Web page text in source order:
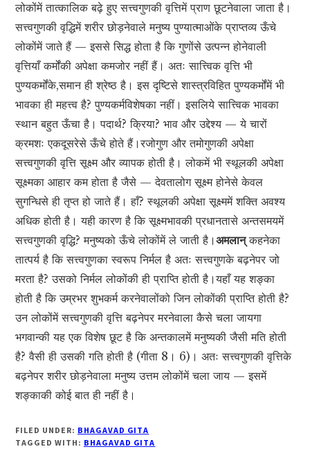
लोकोंमें तात्कालिक बढ़े हुए सत्त्वगुणकी वृत्तिमें प्राण छूटनेवाला जाता है।
सत्त्वगुणकी वृद्धिमें शरीर छोड़नेवाले मनुष्य पुण्यात्माओंके प्राप्तव्य ऊँचे
लोकोंमें जाते हैं — इससे सिद्ध होता है कि गुणोंसे उत्पन्न होनेवाली
वृत्तियाँ कर्मोंकी अपेक्षा कमजोर नहीं हैं। अतः सात्त्विक वृत्ति भी
पुण्यकर्मोंके,समान ही श्रेष्ठ है। इस दृष्टिसे शास्त्रविहित पुण्यकर्मोंमें भी
भावका ही महत्त्व है? पुण्यकर्मविशेषका नहीं। इसलिये सात्त्विक भावका
स्थान बहुत ऊँचा है। पदार्थ? क्रिया? भाव और उद्देश्य — ये चारों
क्रमशः एकदूसरेसे ऊँचे होते हैं।रजोगुण और तमोगुणकी अपेक्षा
सत्त्वगुणकी वृत्ति सूक्ष्म और व्यापक होती है। लोकमें भी स्थूलकी अपेक्षा
सूक्ष्मका आहार कम होता है जैसे — देवतालोग सूक्ष्म होनेसे केवल
सुगन्धिसे ही तृप्त हो जाते हैं। हाँ? स्थूलकी अपेक्षा सूक्ष्ममें शक्ति अवश्य
अधिक होती है। यही कारण है कि सूक्ष्मभावकी प्रधानतासे अन्तसमयमें
सत्त्वगुणकी वृद्धि? मनुष्यको ऊँचे लोकोंमें ले जाती है।अमलान्कहनेका
तात्पर्य है कि सत्त्वगुणका स्वरूप निर्मल है अतः सत्त्वगुणके बढ़नेपर जो
मरता है? उसको निर्मल लोकोंकी ही प्राप्ति होती है।यहाँ यह शङ्का
होती है कि उम्रभर शुभकर्म करनेवालोंको जिन लोकोंकी प्राप्ति होती है?
उन लोकोंमें सत्त्वगुणकी वृत्ति बढ़नेपर मरनेवाला कैसे चला जायगा
भगवान्की यह एक विशेष छूट है कि अन्तकालमें मनुष्यकी जैसी मति होती
है? वैसी ही उसकी गति होती है (गीता 8। 6)। अतः सत्त्वगुणकी वृत्तिके
बढ़नेपर शरीर छोड़नेवाला मनुष्य उत्तम लोकोंमें चला जाय — इसमें
शङ्काकी कोई बात ही नहीं है।
FILED UNDER: BHAGAVAD GITA
TAGGED WITH: BHAGAVAD GITA